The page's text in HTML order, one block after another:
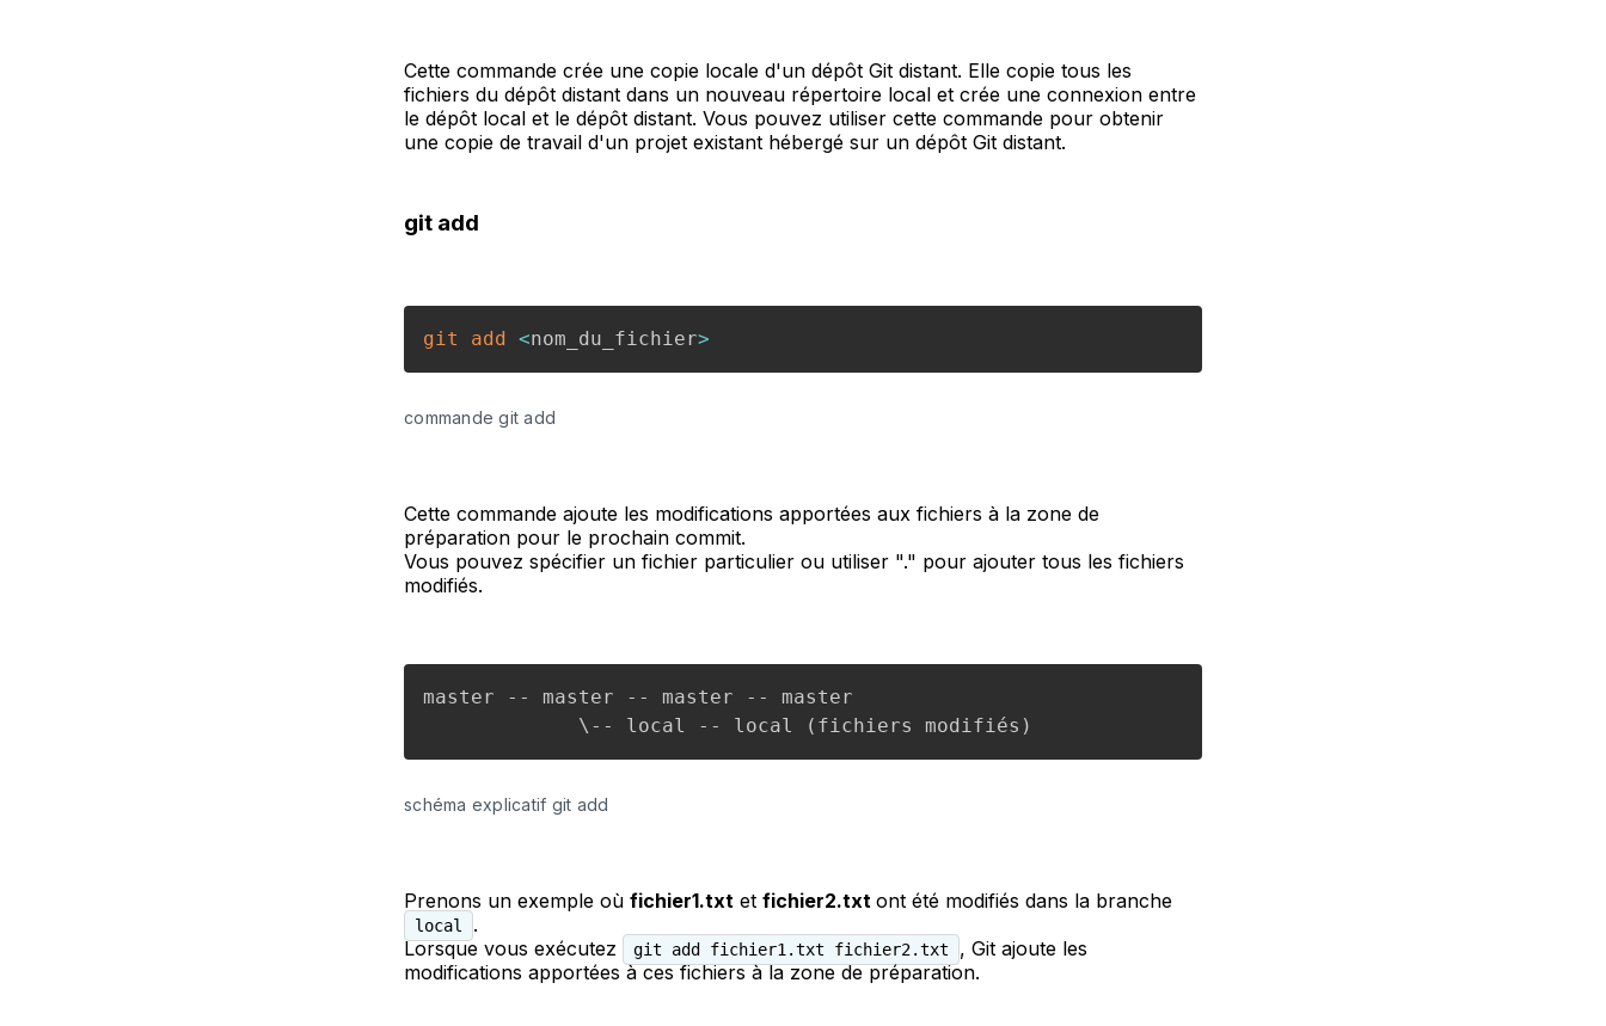
Cette commande crée une copie locale d'un dépôt Git distant. Elle copie tous les
fichiers du dépôt distant dans un nouveau répertoire local et crée une connexion entre
le dépôt local et le dépôt distant. Vous pouvez utiliser cette commande pour obtenir
une copie de travail d'un projet existant hébergé sur un dépôt Git distant.
git add
git add <nom_du_fichier>
commande git add
Cette commande ajoute les modifications apportées aux fichiers à la zone de
préparation pour le prochain commit.
Vous pouvez spécifier un fichier particulier ou utiliser "." pour ajouter tous les fichiers
modifiés.
master -- master -- master -- master
schéma explicatif git add
Prenons un exemple où fichier1.txt et fichier2.txt ont été modifiés dans la branche
local
.
Lorsque vous exécutez
git add fichier1.txt fichier2.txt
, Git ajoute les
modifications apportées à ces fichiers à la zone de préparation.